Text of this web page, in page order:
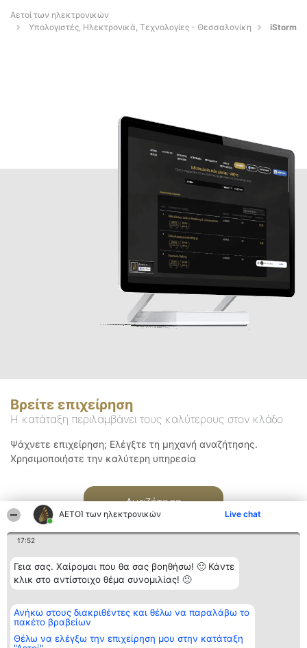
ΑΕΤΟΊ των ηλεκτρονικών Live chat
17:52
Γεια σας. Χαίρομαι που θα σας βοηθήσω! 🙂 Κάντε
κλικ στο αντίστοιχο θέμα συνομιλίας! 🙂
Ανήκω στους διακριθέντες και θέλω να παραλάβω το
πακέτο βραβείων
Θέλω να ελέγξω την επιχείρηση μου στην κατάταξη
Αετοί των ηλεκτρονικών
Υπολογιστές, Ηλεκτρονικά, Τεχνολογίες - Θεσσαλονίκη
iStorm
Βρείτε επιχείρηση
Η κατάταξη περιλαμβάνει τους καλύτερους στον κλάδο
Ψάχνετε επιχείρηση; Ελέγξτε τη μηχανή αναζήτησης.
Χρησιμοποιήστε την καλύτερη υπηρεσία
Αναζήτηση
Διοργανωτής της
κατάταξης
BEAUTIFUL COMPANY
ΤΗΛ. ΕΠΙΚΟΙΝΩΝΙΑΣ:
Κατάταξη
Διακριθέντες
των
διακριθέντων
Επικοινωνία
Επικοινωνία